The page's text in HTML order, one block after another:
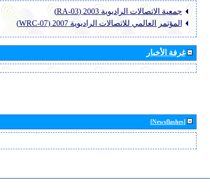
جمعية الاتصالات الراديوية 2003 (RA-03)
المؤتمر العالمي للاتصالات الراديوية 2007 (WRC-07)
غرفة الأخبار
[Newsflashes]